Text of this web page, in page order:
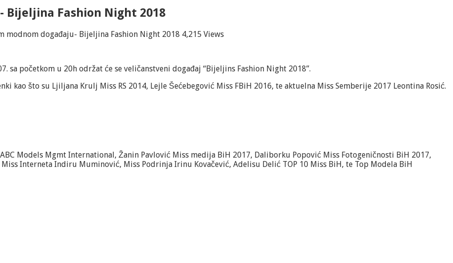
Bijeljina Fashion Night 2018
modnom događaju- Bijeljina Fashion Night 2018 4,215 Views
sa početkom u 20h održat će se veličanstveni događaj “Bijeljins Fashion Night 2018”.
kao što su Ljiljana Krulj Miss RS 2014, Lejle Šećebegović Miss FBiH 2016, te aktuelna Miss Semberije 2017 Leontina Rosić.
Models Mgmt International, Žanin Pavlović Miss medija BiH 2017, Daliborku Popović Miss Fotogeničnosti BiH 2017,
Interneta Indiru Muminović, Miss Podrinja Irinu Kovačević, Adelisu Delić TOP 10 Miss BiH, te Top Modela BiH